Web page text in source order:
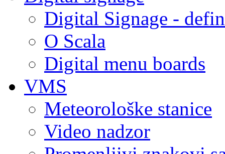
Digital Signage -
O Scala
Digital menu boards
VMS
Meteorološke stanice
Video nadzor